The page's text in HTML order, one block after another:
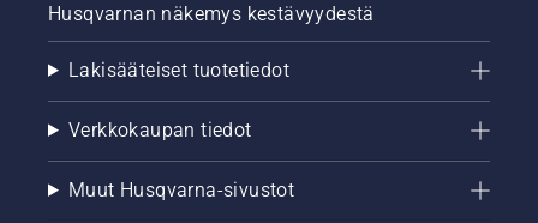
Husqvarnan näkemys kestävyydestä
Lakisääteiset tuotetiedot
Verkkokaupan tiedot
Muut Husqvarna-sivustot